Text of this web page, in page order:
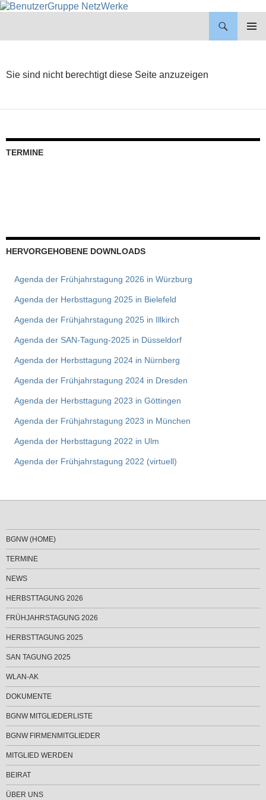
Sie sind nicht berechtigt diese Seite anzuzeigen
TERMINE
HERVORGEHOBENE DOWNLOADS
Agenda der Frühjahrstagung 2026 in Würzburg
Agenda der Herbsttagung 2025 in Bielefeld
Agenda der Frühjahrstagung 2025 in Illkirch
Agenda der SAN-Tagung-2025 in Düsseldorf
Agenda der Herbsttagung 2024 in Nürnberg
Agenda der Frühjahrstagung 2024 in Dresden
Agenda der Herbsttagung 2023 in Göttingen
Agenda der Frühjahrstagung 2023 in München
Agenda der Herbsttagung 2022 in Ulm
Agenda der Frühjahrstagung 2022 (virtuell)
BGNW (HOME)
TERMINE
NEWS
HERBSTTAGUNG 2026
FRÜHJAHRSTAGUNG 2026
HERBSTTAGUNG 2025
SAN TAGUNG 2025
WLAN-AK
DOKUMENTE
BGNW MITGLIEDERLISTE
BGNW FIRMENMITGLIEDER
MITGLIED WERDEN
BEIRAT
ÜBER UNS